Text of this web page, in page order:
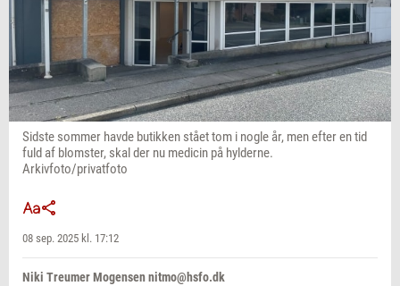
Sidste sommer havde butikken stået tom i nogle år, men efter en tid
fuld af blomster, skal der nu medicin på hylderne.
Arkivfoto/privatfoto
08 sep. 2025 kl. 17:12
Niki Treumer Mogensen nitmo@hsfo.dk